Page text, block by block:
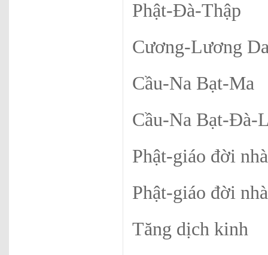
Phật-Đà-Thập
Cương-Lương
Cầu-Na Bạt-Ma
Cầu-Na Bạt-Đà-
Phật-giáo đời
Phật-giáo đời
Tăng dịch kinh